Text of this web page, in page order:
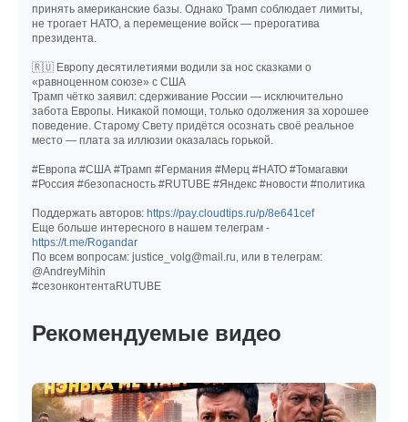
принять американские базы. Однако Трамп соблюдает лимиты,
не трогает НАТО, а перемещение войск — прерогатива
президента.
🇷🇺 Европу десятилетиями водили за нос сказками о
«равноценном союзе» с США
Трамп чётко заявил: сдерживание России — исключительно
забота Европы. Никакой помощи, только одолжения за хорошее
поведение. Старому Свету придётся осознать своё реальное
место — плата за иллюзии оказалась горькой.
#Европа #США #Трамп #Германия #Мерц #НАТО #Томагавки
#Россия #безопасность #RUTUBE #Яндекс #новости #политика
Поддержать авторов: https://pay.cloudtips.ru/p/8e641cef
Еще больше интересного в нашем телеграм -
https://t.me/Rogandar
По всем вопросам: justice_volg@mail.ru, или в телеграм:
@AndreyMihin
#сезонконтентаRUTUBE
Рекомендуемые видео